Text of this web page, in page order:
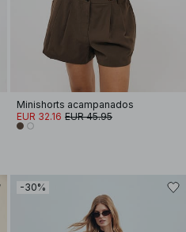
Minishorts acampanados
EUR 32.16 EUR 45.95
-30%